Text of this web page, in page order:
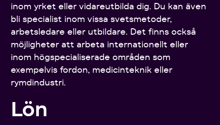
inom yrket eller vidareutbilda dig. Du kan även
bli specialist inom vissa svetsmetoder,
arbetsledare eller utbildare. Det finns också
möjligheter att arbeta internationellt eller
inom högspecialiserade områden som
exempelvis fordon, medicinteknik eller
rymdindustri.
Lön